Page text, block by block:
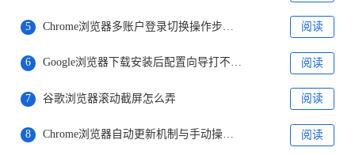
5 阅读
6 Google浏览器下载安装后配置向导打不开解决办法 阅读
7 谷歌浏览器滚动截屏怎么弄 阅读
8 Chrome浏览器自动更新机制与手动操作方法解析 阅读